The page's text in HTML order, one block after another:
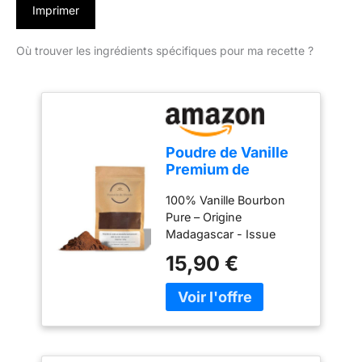
Imprimer
Où trouver les ingrédients spécifiques pour ma recette ?
Poudre de Vanille
Premium de
- 100% Vanille
Bourbon Naturelle -
Arôme Intense &
Parfum Gourmet -
Idéale Pâtisserie,
Dessert & Cuisine -
Qualité
Professionnelle
100% Vanille Bourbon
Pure – Origine
Madagascar - Issue
gousses de vanille
Bourbon de Madagascar,
reconnues dans le
leur parfum exceptionnel.
15,90 €